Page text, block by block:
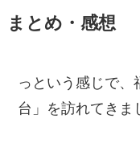
まとめ・感想
っという感じで、
台」を訪れてきま